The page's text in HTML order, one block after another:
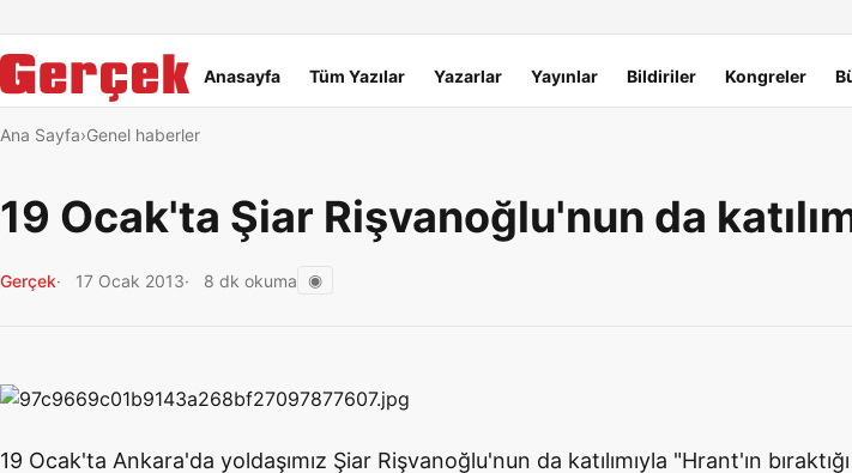
Ana menü
Anasayfa Tüm Yazılar Yazarlar Yayınlar Bildiriler Kongreler
Ana Sayfa Genel haberler
19 Ocak'ta Şiar Rişvanoğlu'nun da
Gerçek 17 Ocak 2013 8 dk okuma ◉
19 Ocak'ta Ankara'da yoldaşımız Şiar Rişvanoğlu'nun da katılımıyla "Hrant'ın bıraktığı